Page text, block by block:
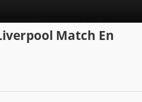
Match En